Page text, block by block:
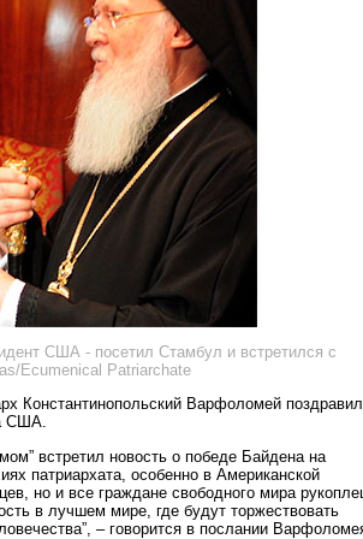
США - посетил Стамбул и встретился с
Ecumenical Patriarchate
Константинопольский Варфоломей поздравил
США.
встретил новость о победе Байдена на
патриархата, особенно в Американской
но и все граждане свободного мира
в лучшем мире, где будут торжествовать
– говорится в послании